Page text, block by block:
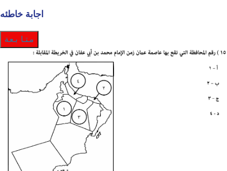
اجابة خاطئه
متابعة